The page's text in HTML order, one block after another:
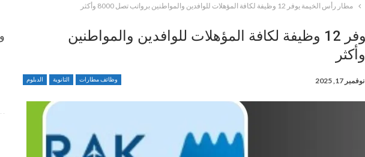
مطار رأس الخيمة يوفر 12 وظيفة لكافة المؤهلات للوافدين والمواطنين برواتب تصل 8000 وأكثر
مطار رأس الخيمة يوفر 12 وظيفة لكافة المؤهلات للوافدين والمواطنين
وظائف مطارات الثانوية الدبلوم نوفمبر 17, 2025
شواغر وظيفية بمجال التمريض لدى Elite Plastic And